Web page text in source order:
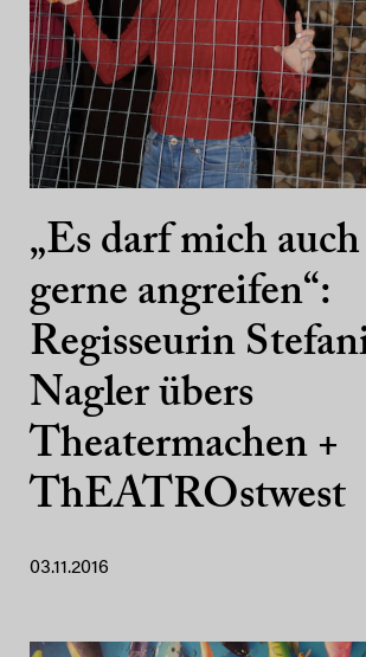
„Es darf mich auch
gerne angreifen“:
Regisseurin
Nagler übers
Theatermachen +
ThEATROstwest
03.11.2016